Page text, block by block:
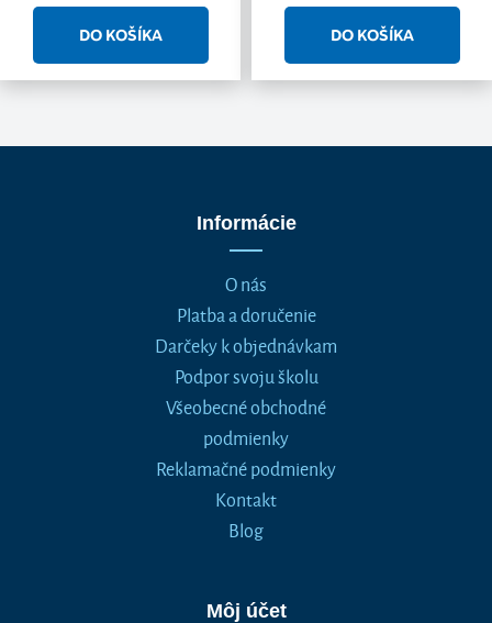
Informácie
O nás
Platba a doručenie
Darčeky k objednávkam
Podpor svoju školu
Všeobecné obchodné
podmienky
Reklamačné podmienky
Kontakt
Blog
Môj účet